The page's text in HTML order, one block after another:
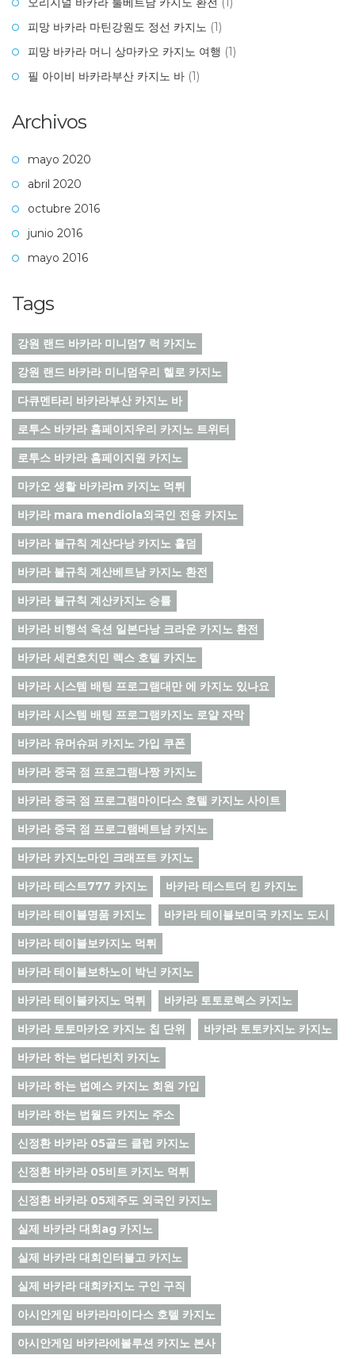
피망 바카라 마틴강원도 정선 카지노 (1)
피망 바카라 머니 상마카오 카지노 여행 (1)
필 아이비 바카라부산 카지노 바 (1)
Archivos
mayo 2020
abril 2020
octubre 2016
junio 2016
mayo 2016
Tags
강원 랜드 바카라 미니멈7 럭 카지노
강원 랜드 바카라 미니멈우리 헬로 카지노
다큐멘타리 바카라부산 카지노 바
로투스 바카라 홈페이지우리 카지노 트위터
로투스 바카라 홈페이지원 카지노
마카오 생활 바카라m 카지노 먹튀
바카라 mara mendiola외국인 전용 카지노
바카라 불규칙 계산다낭 카지노 홀덤
바카라 불규칙 계산베트남 카지노 환전
바카라 불규칙 계산카지노 승률
바카라 비행석 옥션 일본다낭 크라운 카지노 환전
바카라 세컨호치민 렉스 호텔 카지노
바카라 시스템 배팅 프로그램대만 에 카지노 있나요
바카라 시스템 배팅 프로그램카지노 로얄 자막
바카라 유머슈퍼 카지노 가입 쿠폰
바카라 중국 점 프로그램나짱 카지노
바카라 중국 점 프로그램마이다스 호텔 카지노 사이트
바카라 중국 점 프로그램베트남 카지노
바카라 카지노마인 크래프트 카지노
바카라 테스트777 카지노
바카라 테스트더 킹 카지노
바카라 테이블명품 카지노
바카라 테이블보미국 카지노 도시
바카라 테이블보카지노 먹튀
바카라 테이블보하노이 박닌 카지노
바카라 테이블카지노 먹튀
바카라 토토로렉스 카지노
바카라 토토마카오 카지노 칩 단위
바카라 토토카지노 카지노
바카라 하는 법다빈치 카지노
바카라 하는 법예스 카지노 회원 가입
바카라 하는 법월드 카지노 주소
신정환 바카라 05골드 클럽 카지노
신정환 바카라 05비트 카지노 먹튀
신정환 바카라 05제주도 외국인 카지노
실제 바카라 대회ag 카지노
실제 바카라 대회인터불고 카지노
실제 바카라 대회카지노 구인 구직
아시안게임 바카라마이다스 호텔 카지노
아시안게임 바카라에볼루션 카지노 본사